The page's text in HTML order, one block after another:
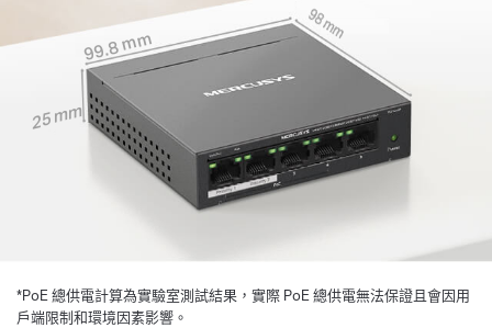
99.8 mm
25 mm
98 mm
*PoE 總供電計算為實驗室測試結果，實際 PoE 總供電無法保證且會因用
戶端限制和環境因素影響。